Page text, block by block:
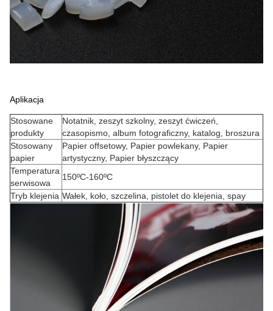
Aplikacja
Stosowane
produkty
Notatnik, zeszyt szkolny, zeszyt ćwiczeń,
czasopismo, album fotograficzny, katalog, broszura
Stosowany
papier
Papier offsetowy, Papier powlekany, Papier
artystyczny, Papier błyszczący
Temperatura
serwisowa
150ºC-160ºC
Tryb klejenia Wałek, koło, szczelina, pistolet do klejenia, spay